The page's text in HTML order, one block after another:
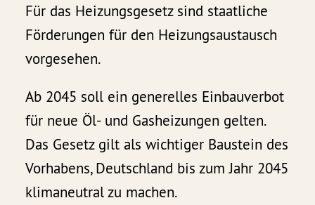
Für das Heizungsgesetz sind staatliche
Förderungen für den Heizungsaustausch
vorgesehen.
Ab 2045 soll ein generelles Einbauverbot
für neue Öl- und Gasheizungen gelten.
Das Gesetz gilt als wichtiger Baustein des
Vorhabens, Deutschland bis zum Jahr 2045
klimaneutral zu machen.